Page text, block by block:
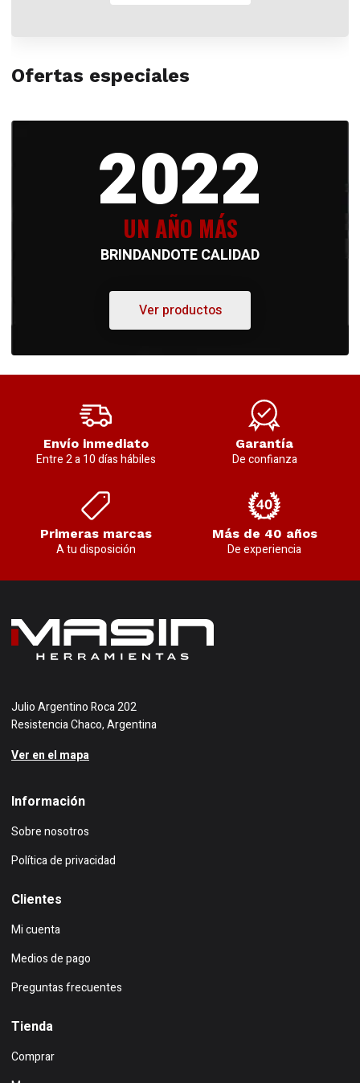
Ofertas especiales
2022
UN AÑO MÁS
BRINDANDOTE CALIDAD
Ver productos
Envío inmediato
Entre 2 a 10 días hábiles
Garantía
De confianza
Primeras marcas
A tu disposición
Más de 40 años
De experiencia
Julio Argentino Roca 202
Resistencia Chaco, Argentina
Ver en el mapa
Información
Sobre nosotros
Política de privacidad
Clientes
Mi cuenta
Medios de pago
Preguntas frecuentes
Tienda
Comprar